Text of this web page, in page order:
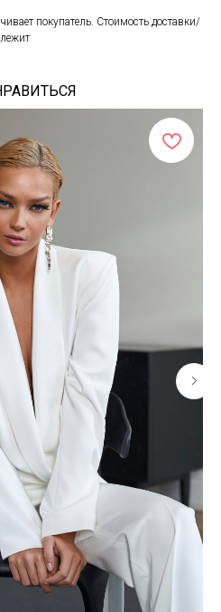
покупатель. Стоимость доставки/